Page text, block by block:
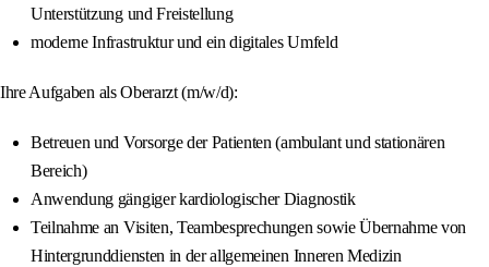
Unterstützung und Freistellung
moderne Infrastruktur und ein digitales Umfeld
Ihre Aufgaben als Oberarzt (m/w/d):
Betreuen und Vorsorge der Patienten (ambulant und stationären
Bereich)
Anwendung gängiger kardiologischer Diagnostik
Teilnahme an Visiten, Teambesprechungen sowie Übernahme von
Hintergrunddiensten in der allgemeinen Inneren Medizin